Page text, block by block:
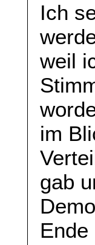
Ich
weil
im
gab